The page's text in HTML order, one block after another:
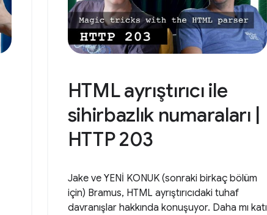
HTML ayrıştırıcı ile
sihirbazlık numaraları |
HTTP 203
Jake ve YENİ KONUK (sonraki birkaç bölüm
için) Bramus, HTML ayrıştırıcıdaki tuhaf
davranışlar hakkında konuşuyor. Daha mı katı